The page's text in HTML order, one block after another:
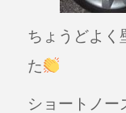
ちょうどよく
た
ショートノー